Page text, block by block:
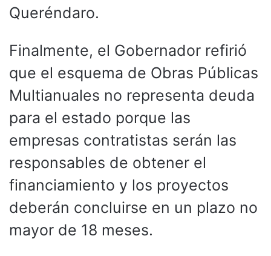
Queréndaro.
Finalmente, el Gobernador refirió
que el esquema de Obras Públicas
Multianuales no representa deuda
para el estado porque las
empresas contratistas serán las
responsables de obtener el
financiamiento y los proyectos
deberán concluirse en un plazo no
mayor de 18 meses.